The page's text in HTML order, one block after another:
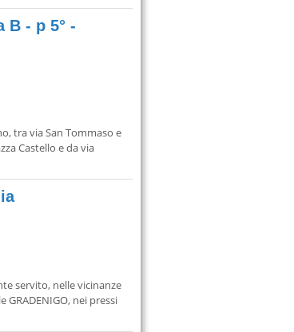
B - p 5° -
tra via San Tommaso e
Castello e da via
servito, nelle vicinanze
GRADENIGO, nei pressi